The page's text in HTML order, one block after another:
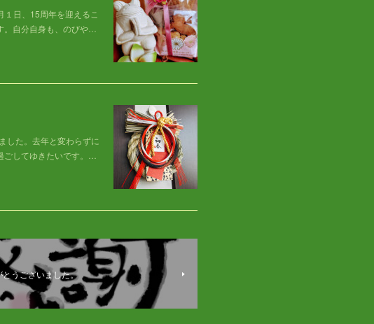
日、15周年を迎えるこ
自分自身も、のびや…
した。去年と変わらずに
してゆきたいです。…
うございました。